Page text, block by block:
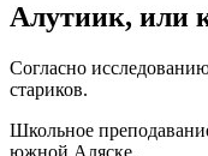
Алутиик, или
Согласно
стариков.
Школьное
южной Аляске.